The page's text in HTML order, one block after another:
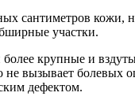
сантиметров кожи,
участки.
крупные и
не вызывает болевых
дефектом.